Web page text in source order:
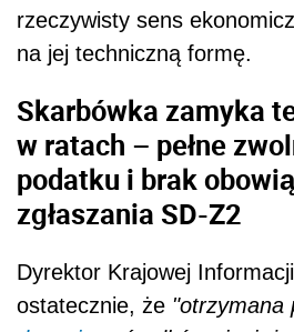
rzeczywisty sens
na jej techniczną formę.
Skarbówka zamyka
w ratach – pełne
podatku i brak
zgłaszania SD-Z2
Dyrektor Krajowej
ostatecznie, że "otrzymana